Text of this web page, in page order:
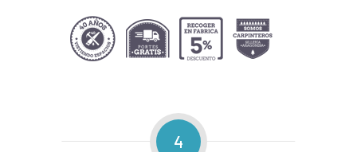
4